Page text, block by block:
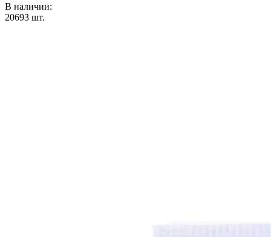
В наличии:
20693 шт.